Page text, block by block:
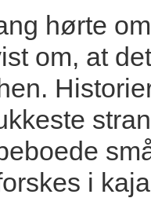
hørte
om, at
i